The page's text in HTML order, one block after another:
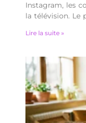
Instagram, les
la télévision. Le
Lire la suite »